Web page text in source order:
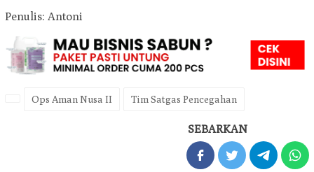
Penulis: Antoni
Ops Aman Nusa II Tim Satgas Pencegahan
SEBARKAN